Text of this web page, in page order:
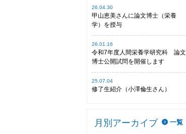
26.04.30
甲山恵美さんに論文博士（栄養
学）を授与
26.01.16
令和7年度人間栄養学研究科 論文
博士公開試問を開催します
25.07.04
修了生紹介（小澤倫生さん）
月別アーカイブ 一覧